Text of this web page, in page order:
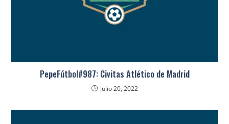
PepeFútbol#987: Civitas Atlético de Madrid
julio 20, 2022